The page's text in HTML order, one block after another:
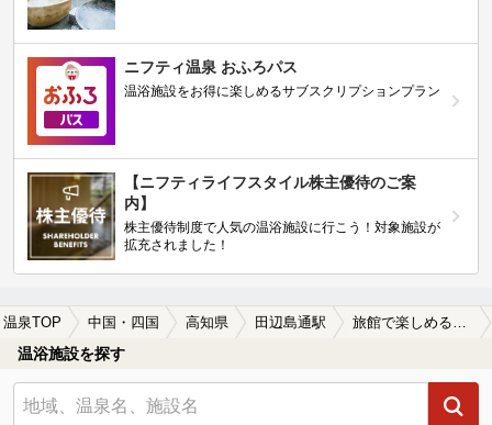
ニフティ温泉 おふろパス
温浴施設をお得に楽しめるサブスクリプションプラン
【ニフティライフスタイル株主優待のご案
内】
株主優待制度で人気の温浴施設に行こう！対象施設が
拡充されました！
温泉TOP 中国・四国 高知県 田辺島通駅 旅館で楽しめる田辺島通駅近くの温泉、日帰り温泉、スーパー銭湯おすすめ
温浴施設を探す